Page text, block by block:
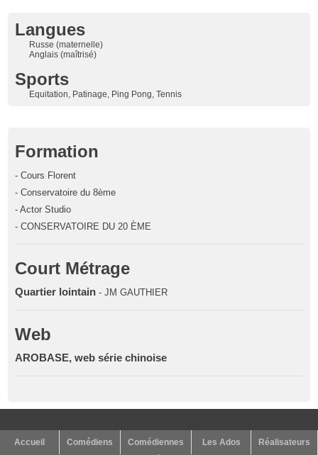
Langues
Russe (maternelle)
Anglais (maîtrisé)
Sports
Equitation, Patinage, Ping Pong, Tennis
Formation
- Cours Florent
- Conservatoire du 8ème
- Actor Studio
- CONSERVATOIRE DU 20 ÈME
Court Métrage
Quartier lointain - JM GAUTHIER
Web
AROBASE, web série chinoise
Accueil Comédiens Comédiennes Les Ados Réalisateurs